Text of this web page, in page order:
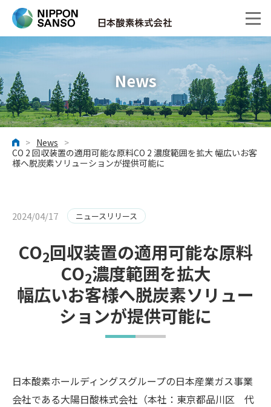
News
ホーム
> News >
CO 2 回収装置の適用可能な原料CO 2 濃度範囲を拡大 幅広いお客
様へ脱炭素ソリューションが提供可能に
2024/04/17 ニュースリリース
CO2回収装置の適用可能な原料
CO2濃度範囲を拡大
幅広いお客様へ脱炭素ソリュー
ションが提供可能に
日本酸素ホールディングスグループの日本産業ガス事業
会社である大陽日酸株式会社（本社：東京都品川区 代